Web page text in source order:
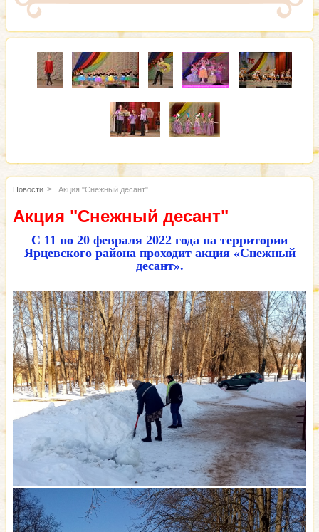
Новости Акция "Снежный десант"
Акция "Снежный десант"
С 11 по 20 февраля 2022 года на территории
Ярцевского района проходит акция «Снежный
десант».